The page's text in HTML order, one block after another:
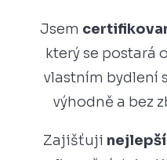
Jsem
který se postará
vlastním bydlení
výhodně a bez
Zajišťuji